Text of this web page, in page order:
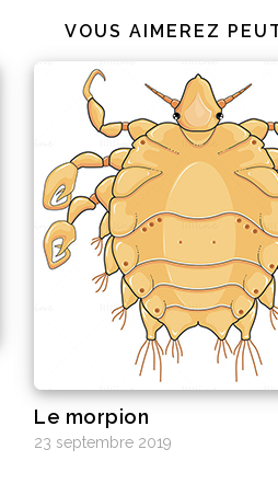
VOUS AIMEREZ
Le morpion
23 septembre 2019